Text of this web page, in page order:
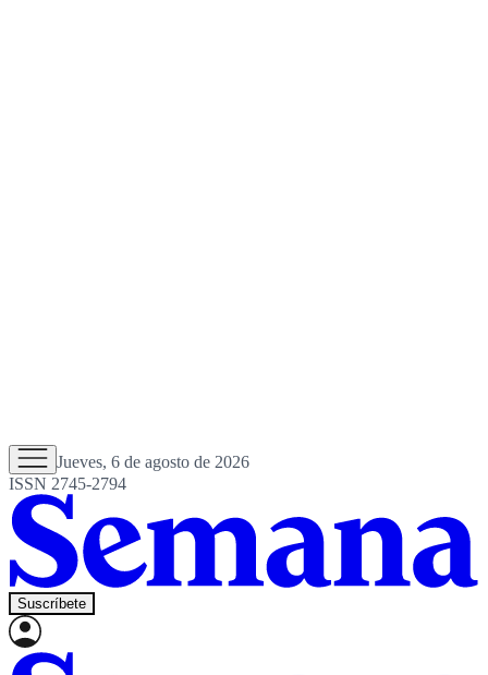
Jueves, 6 de agosto de 2026
ISSN 2745-2794
Suscríbete